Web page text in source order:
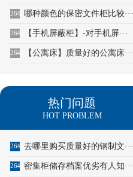
2646 哪种颜色的保密文件柜比较···
2647 【手机屏蔽柜】-对手机屏···
2648 【公寓床】质量好的公寓床···
热门问题
HOT PROBLEM
2641 去哪里购买质量好的钢制文···
2642 密集柜储存档案优劣有人知···